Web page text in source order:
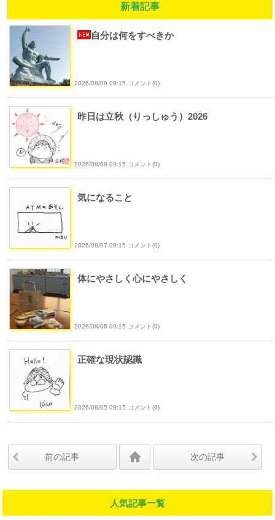
新着記事
自分は何をすべきか
2026/08/09 09:15 コメント(0)
昨日は立秋（りっしゅう）2026
2026/08/08 09:15 コメント(0)
気になること
2026/08/07 09:15 コメント(0)
体にやさしく心にやさしく
2026/08/06 09:15 コメント(0)
正確な現状認識
2026/08/05 09:15 コメント(0)
前の記事 次の記事
人気記事一覧